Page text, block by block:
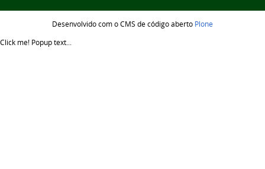
Desenvolvido com o CMS de código aberto Plone
Click me! Popup text...